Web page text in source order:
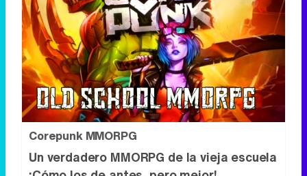
Corepunk MMORPG
Un verdadero MMORPG de la vieja escuela